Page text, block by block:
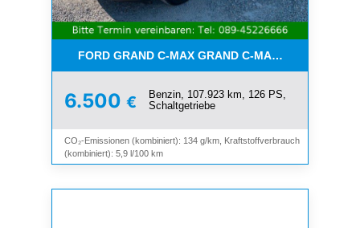
FORD GRAND C-MAX GRAND C-MAX TITANIUM*7-
6.500 €
Benzin, 107.923 km, 126 PS,
Schaltgetriebe
CO₂-Emissionen (kombiniert): 134 g/km, Kraftstoffverbrauch
(kombiniert): 5,9 l/100 km